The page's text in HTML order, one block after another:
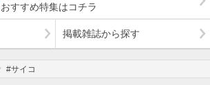
おすすめ特集はコチラ
掲載雑誌から探す
#サイコ